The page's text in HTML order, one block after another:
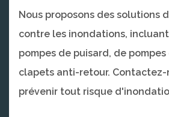
Nous proposons des solutions
contre les inondations,
pompes de puisard, de
clapets anti-retour. Contactez-
prévenir tout risque